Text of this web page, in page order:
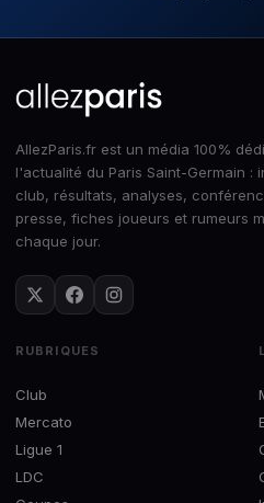
AllezParis.fr est un média 100%
l'actualité du Paris Saint-Germain :
club, résultats, analyses,
presse, fiches joueurs et rumeurs
chaque jour.
RUBRIQUES
Club
Mercato
Ligue 1
LDC